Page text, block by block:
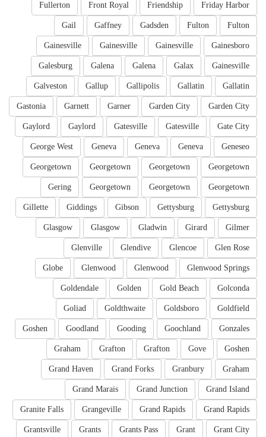
Friday Harbor
Friendship
Front Royal
Fullerton
Fulton
Fulton
Gadsden
Gaffney
Gail
Gainesboro
Gainesville
Gainesville
Gainesville
Gainesville
Galax
Galena
Galena
Galesburg
Gallatin
Gallatin
Gallipolis
Gallup
Galveston
Garden City
Garden City
Garner
Garnett
Gastonia
Gate City
Gatesville
Gatesville
Gaylord
Gaylord
Geneseo
Geneva
Geneva
Geneva
George West
Georgetown
Georgetown
Georgetown
Georgetown
Georgetown
Georgetown
Georgetown
Gering
Gettysburg
Gettysburg
Gibson
Giddings
Gillette
Gilmer
Girard
Gladwin
Glasgow
Glasgow
Glen Rose
Glencoe
Glendive
Glenville
Glenwood Springs
Glenwood
Glenwood
Globe
Golconda
Gold Beach
Golden
Goldendale
Goldfield
Goldsboro
Goldthwaite
Goliad
Gonzales
Goochland
Gooding
Goodland
Goshen
Goshen
Gove
Grafton
Grafton
Graham
Graham
Granbury
Grand Forks
Grand Haven
Grand Island
Grand Junction
Grand Marais
Grand Rapids
Grand Rapids
Grangeville
Granite Falls
Grant City
Grant
Grants Pass
Grants
Grantsville